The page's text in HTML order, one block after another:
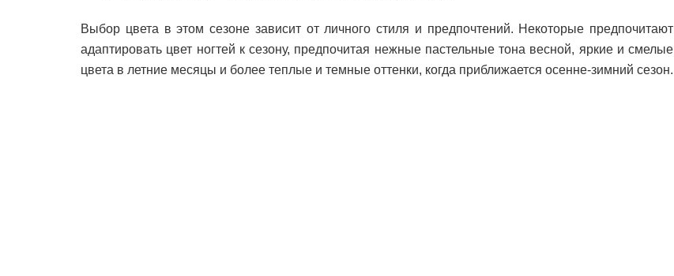
Выбор цвета в этом сезоне зависит от личного стиля и предпочтений. Некоторые предпочитают
адаптировать цвет ногтей к сезону, предпочитая нежные пастельные тона весной, яркие и смелые
цвета в летние месяцы и более теплые и темные оттенки, когда приближается осенне-зимний сезон.